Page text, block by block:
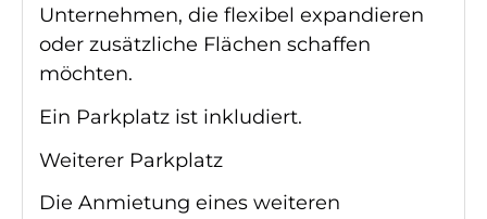
Unternehmen, die flexibel expandieren
oder zusätzliche Flächen schaffen
möchten.
Ein Parkplatz ist inkludiert.
Weiterer Parkplatz
Die Anmietung eines weiteren